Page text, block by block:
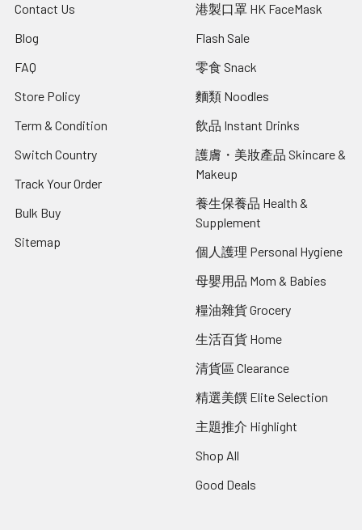
Contact Us
Blog
FAQ
Store Policy
Term & Condition
Switch Country
Track Your Order
Bulk Buy
Sitemap
港製口罩 HK FaceMask
Flash Sale
零食 Snack
麵類 Noodles
飲品 Instant Drinks
護膚・美妝產品 Skincare &
Makeup
養生保養品 Health &
Supplement
個人護理 Personal Hygiene
母嬰用品 Mom & Babies
糧油雜貨 Grocery
生活百貨 Home
清貨區 Clearance
精選美饌 Elite Selection
主題推介 Highlight
Shop All
Good Deals